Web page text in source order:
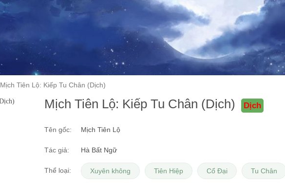
Mịch Tiên Lộ: Kiếp Tu Chân (Dịch)
Mịch Tiên Lộ: Kiếp Tu Chân (Dịch) Dịch
Tên gốc: Mịch Tiên Lộ
Tác giả: Hà Bất Ngữ
Thể loại: Xuyên không Tiên Hiệp Cổ Đại Tu Chân